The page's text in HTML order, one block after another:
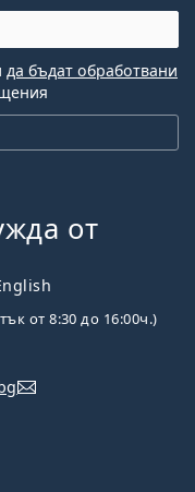
да бъдат обработвани
от
от 8:30 до 16:00ч.)